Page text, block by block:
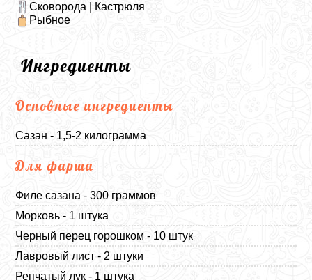
Сковорода | Кастрюля
Рыбное
Ингредиенты
Основные ингредиенты
Сазан - 1,5-2 килограмма
Для фарша
Филе сазана - 300 граммов
Морковь - 1 штука
Черный перец горошком - 10 штук
Лавровый лист - 2 штуки
Репчатый лук - 1 штука